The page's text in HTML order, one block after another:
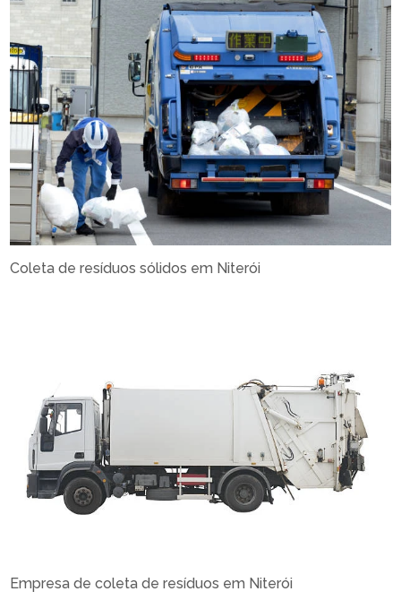
Coleta de resíduos sólidos em Niterói
Empresa de coleta de resíduos em Niterói